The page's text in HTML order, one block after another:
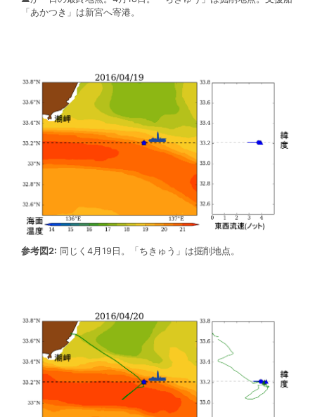
「あかつき」は新宮へ寄港。
参考図2: 同じく4月19日。「ちきゅう」は掘削地点。